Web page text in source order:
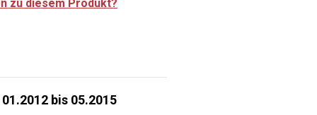
zu diesem Produkt?
bis 05.2015